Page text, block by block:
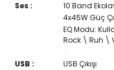
Ses :
10 Band
4x45W Güç
EQ Modu:
Rock \ Ruh \
.
USB :
USB Çıkışı